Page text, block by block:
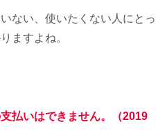
ない、使いたくない人にとっ
ますよね。
払いはできません。（2019